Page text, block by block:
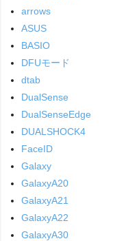
arrows
ASUS
BASIO
DFUモード
dtab
DualSense
DualSenseEdge
DUALSHOCK4
FaceID
Galaxy
GalaxyA20
GalaxyA21
GalaxyA22
GalaxyA30